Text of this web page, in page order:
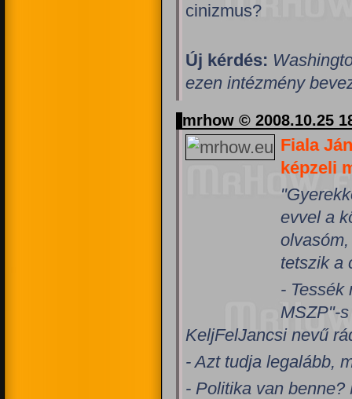
cinizmus?
Új kérdés:
ezen intézmény
mrhow © 2008.10.25
Fiala
képzeli
evvel a
tetszik a
- Tessék
MSZP"-
KeljFelJancsi nevű
- Azt tudja legalább,
- Politika van benne?